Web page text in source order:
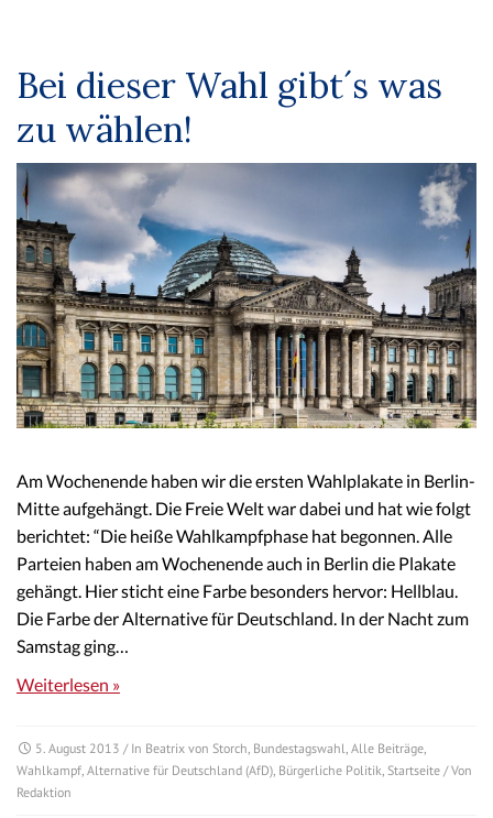
Bei dieser Wahl gibt´s was
zu wählen!
Am Wochenende haben wir die ersten Wahlplakate in Berlin-
Mitte aufgehängt. Die Freie Welt war dabei und hat wie folgt
berichtet: “Die heiße Wahlkampfphase hat begonnen. Alle
Parteien haben am Wochenende auch in Berlin die Plakate
gehängt. Hier sticht eine Farbe besonders hervor: Hellblau.
Die Farbe der Alternative für Deutschland. In der Nacht zum
Samstag ging…
Weiterlesen »
5. August 2013 / In Beatrix von Storch Bundestagswahl Alle Beiträge
Wahlkampf Alternative für Deutschland (AfD) Bürgerliche Politik Startseite / Von
Redaktion